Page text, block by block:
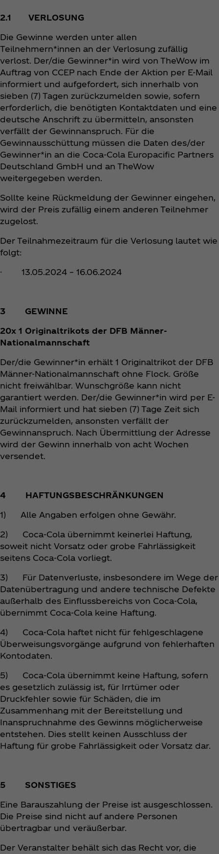
2.1 VERLOSUNG
Die Gewinne werden unter allen
Teilnehmern*innen an der Verlosung zufällig
verlost. Der/die Gewinner*in wird von TheWow im
Auftrag von CCEP nach Ende der Aktion per E-Mail
informiert und aufgefordert, sich innerhalb von
sieben (7) Tagen zurückzumelden sowie, sofern
erforderlich, die benötigten Kontaktdaten und eine
deutsche Anschrift zu übermitteln, ansonsten
verfällt der Gewinnanspruch. Für die
Gewinnausschüttung müssen die Daten des/der
Gewinner*in an die Coca‑Cola Europacific Partners
Deutschland GmbH und an TheWow
weitergegeben werden.
Sollte keine Rückmeldung der Gewinner eingehen,
wird der Preis zufällig einem anderen Teilnehmer
zugelost.
Der Teilnahmezeitraum für die Verlosung lautet wie
folgt:
· 13.05.2024 – 16.06.2024
3 GEWINNE
20x 1 Originaltrikots der DFB Männer-
Nationalmannschaft
Der/die Gewinner*in erhält 1 Originaltrikot der DFB
Männer-Nationalmannschaft ohne Flock. Größe
nicht freiwählbar. Wunschgröße kann nicht
garantiert werden. Der/die Gewinner*in wird per E-
Mail informiert und hat sieben (7) Tage Zeit sich
zurückzumelden, ansonsten verfällt der
Gewinnanspruch. Nach Übermittlung der Adresse
wird der Gewinn innerhalb von acht Wochen
versendet.
4 HAFTUNGSBESCHRÄNKUNGEN
1) Alle Angaben erfolgen ohne Gewähr.
2) Coca‑Cola übernimmt keinerlei Haftung,
soweit nicht Vorsatz oder grobe Fahrlässigkeit
seitens Coca‑Cola vorliegt.
3) Für Datenverluste, insbesondere im Wege der
Datenübertragung und andere technische Defekte
außerhalb des Einflussbereichs von Coca‑Cola,
übernimmt Coca‑Cola keine Haftung.
4) Coca‑Cola haftet nicht für fehlgeschlagene
Überweisungsvorgänge aufgrund von fehlerhaften
Kontodaten.
5) Coca‑Cola übernimmt keine Haftung, sofern
es gesetzlich zulässig ist, für Irrtümer oder
Druckfehler sowie für Schäden, die im
Zusammenhang mit der Bereitstellung und
Inanspruchnahme des Gewinns möglicherweise
entstehen. Dies stellt keinen Ausschluss der
Haftung für grobe Fahrlässigkeit oder Vorsatz dar.
5 SONSTIGES
Eine Barauszahlung der Preise ist ausgeschlossen.
Die Preise sind nicht auf andere Personen
übertragbar und veräußerbar.
Der Veranstalter behält sich das Recht vor, die